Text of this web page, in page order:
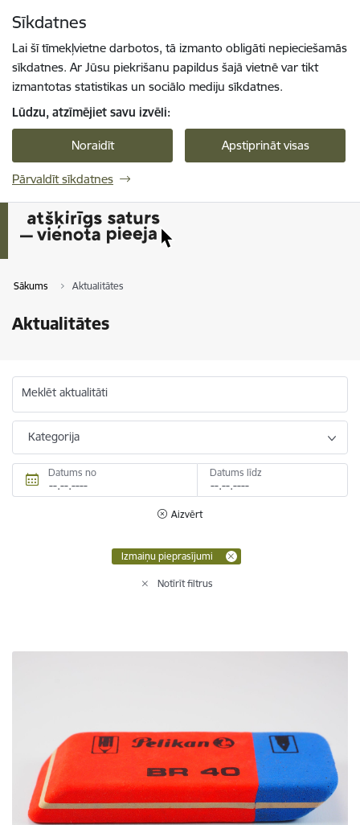
Sīkdatnes
Lai šī tīmekļvietne darbotos, tā izmanto obligāti nepieciešamās
sīkdatnes. Ar Jūsu piekrišanu papildus šajā vietnē var tikt
izmantotas statistikas un sociālo mediju sīkdatnes.
Lūdzu, atzīmējiet savu izvēli:
Noraidīt Apstiprināt visas
Pārvaldīt sīkdatnes
Sākums Aktualitātes
Aktualitātes
Meklēt aktualitāti
Kategorija
Datums no Datums līdz
Aizvērt
Izmaiņu pieprasījumi
Notīrīt filtrus